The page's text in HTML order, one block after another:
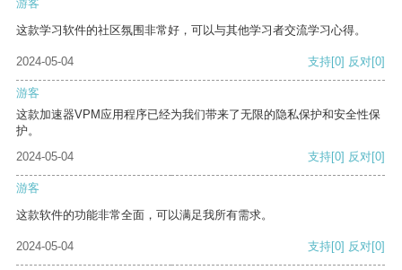
游客
这款学习软件的社区氛围非常好，可以与其他学习者交流学习心得。
2024-05-04 支持[0] 反对[0]
游客
这款加速器VPM应用程序已经为我们带来了无限的隐私保护和安全性保
护。
2024-05-04
支持[0] 反对[0]
游客
这款软件的功能非常全面，可以满足我所有需求。
2024-05-04 支持[0] 反对[0]